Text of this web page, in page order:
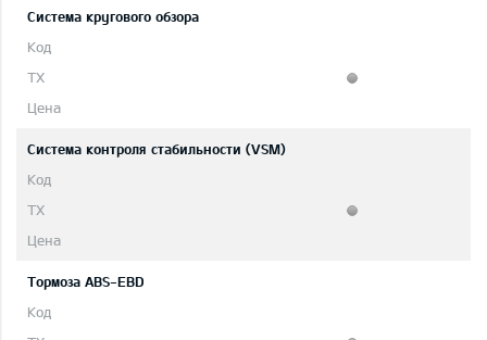
Система кругового обзора
Система контроля стабильности (VSM)
Тормоза ABS-EBD